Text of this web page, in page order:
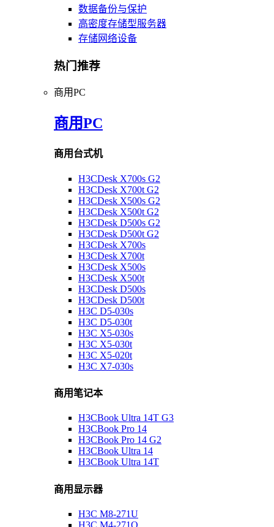
数据备份与保护
高密度存储型服务器
存储网络设备
热门推荐
商用PC
商用PC
商用台式机
H3CDesk X700s G2
H3CDesk X700t G2
H3CDesk X500s G2
H3CDesk X500t G2
H3CDesk D500s G2
H3CDesk D500t G2
H3CDesk X700s
H3CDesk X700t
H3CDesk X500s
H3CDesk X500t
H3CDesk D500s
H3CDesk D500t
H3C D5-030s
H3C D5-030t
H3C X5-030s
H3C X5-030t
H3C X5-020t
H3C X7-030s
商用笔记本
H3CBook Ultra 14T G3
H3CBook Pro 14
H3CBook Pro 14 G2
H3CBook Ultra 14
H3CBook Ultra 14T
商用显示器
H3C M8-271U
H3C M4-271Q